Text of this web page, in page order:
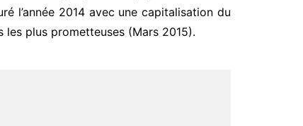
l’année 2014 avec une capitalisation du
les plus prometteuses (Mars 2015).